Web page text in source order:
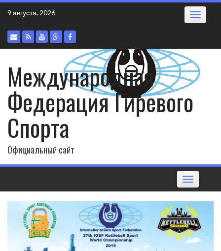
Skip
9 августа, 2026 Toggle
Международная
Федерация Гиревого
Спорта
Официальный сайт
Toggle
navigation